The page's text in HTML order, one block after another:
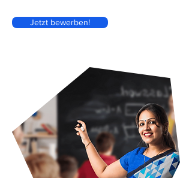
Jetzt bewerben!